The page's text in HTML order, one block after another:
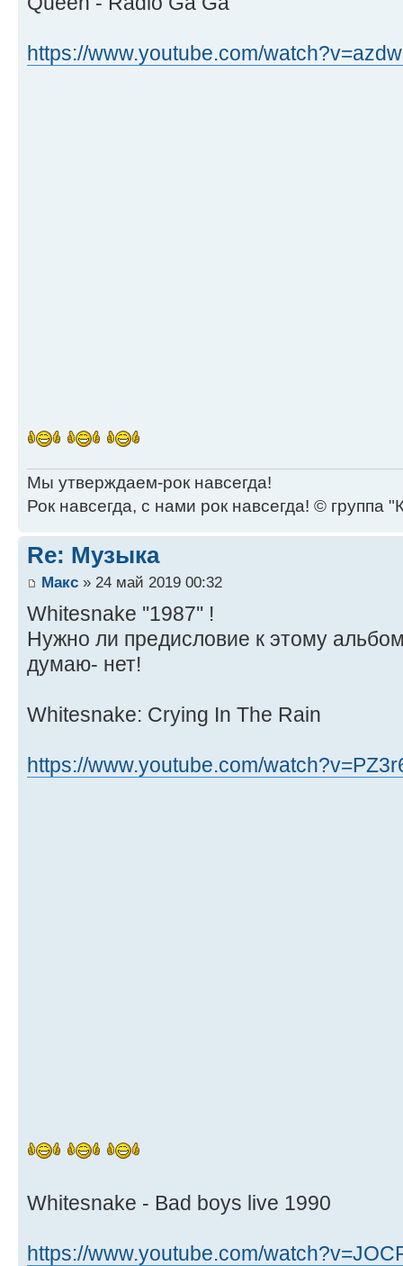
https://www.youtube.com/
Мы утверждаем-рок навсегда!
Рок навсегда, с нами рок навсегда! © группа
Re: Музыка
Макс » 24 май 2019 00:32
Whitesnake ''1987'' !
Нужно ли предисловие к этому
думаю- нет!
Whitesnake: Crying In The Rain
https://www.youtube.com/
Whitesnake - Bad boys live 1990
https://www.youtube.com/